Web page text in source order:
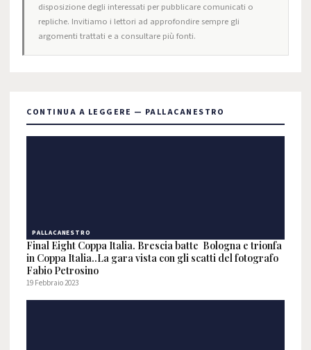
disposizione degli interessati per pubblicare comunicati o
repliche. Invitiamo i lettori ad approfondire sempre gli
argomenti trattati e a consultare più fonti.
CONTINUA A LEGGERE — PALLACANESTRO
PALLACANESTRO
Final Eight Coppa Italia. Brescia batte Bologna e trionfa
in Coppa Italia..La gara vista con gli scatti del fotografo
Fabio Petrosino
19 Febbraio 2023